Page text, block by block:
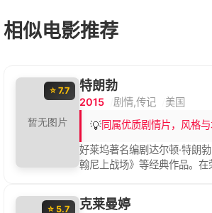
相似电影推荐
⭐ 7.7 特朗勃
2015 剧情,传记 美国
💡同属优质剧情片，风格
好莱坞著名编剧达尔顿·特朗
翰尼上战场》等经典作品。
人》夺下两座最佳编剧的小
⭐ 5.7 克莱曼婷